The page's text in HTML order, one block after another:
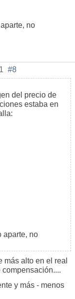
no
#8
del precio de
estaba en
aparte, no
más alto en el real
y más - menos